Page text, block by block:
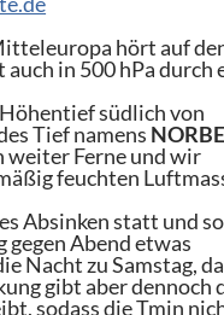
hört auf
in 500 hPa durch
südlich von
Tief namens
weiter Ferne und wir
feuchten
Absinken statt und
Abend etwas
Nacht zu Samstag,
gibt aber dennoch
sodass die Tmin